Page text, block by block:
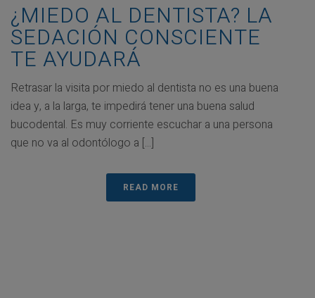
¿MIEDO AL DENTISTA? LA
SEDACIÓN CONSCIENTE
TE AYUDARÁ
Retrasar la visita por miedo al dentista no es una buena
idea y, a la larga, te impedirá tener una buena salud
bucodental. Es muy corriente escuchar a una persona
que no va al odontólogo a [...]
READ MORE